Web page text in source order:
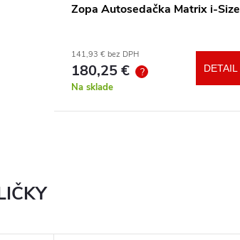
Zopa Autosedačka Matrix i-Size
141,93 € bez DPH
180,25 € ?
Na sklade
DETAIL